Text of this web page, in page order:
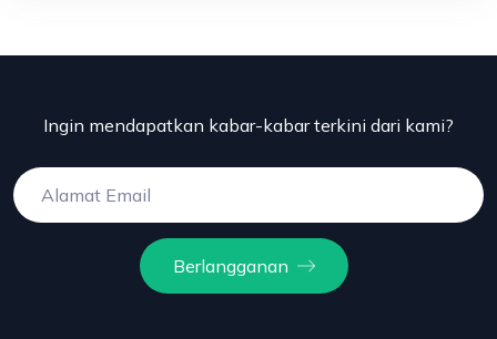
Ingin mendapatkan kabar-kabar terkini dari kami?
Berlangganan